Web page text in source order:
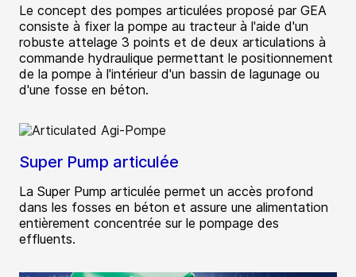
Le concept des pompes articulées proposé par GEA
consiste à fixer la pompe au tracteur à l'aide d'un
robuste attelage 3 points et de deux articulations à
commande hydraulique permettant le positionnement
de la pompe à l'intérieur d'un bassin de lagunage ou
d'une fosse en béton.
Super Pump articulée
La Super Pump articulée permet un accès profond
dans les fosses en béton et assure une alimentation
entièrement concentrée sur le pompage des
effluents.